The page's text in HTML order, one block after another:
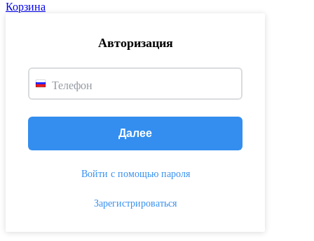
Корзина
Авторизация
Телефон
Далее
Войти с помощью пароля
Зарегистрироваться